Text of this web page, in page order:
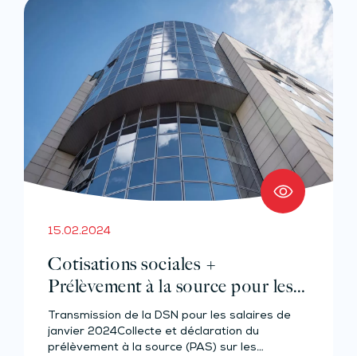
15.02.2024
Cotisations sociales +
Prélèvement à la source pour les
salariés et assimilés (effectif de 10
salariés au plus)
Transmission de la DSN pour les salaires de
janvier 2024Collecte et déclaration du
prélèvement à la source (PAS) sur les…